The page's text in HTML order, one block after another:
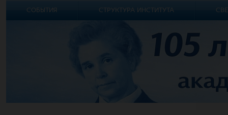
СОБЫТИЯ СТРУКТУРА ИНСТИТУТА